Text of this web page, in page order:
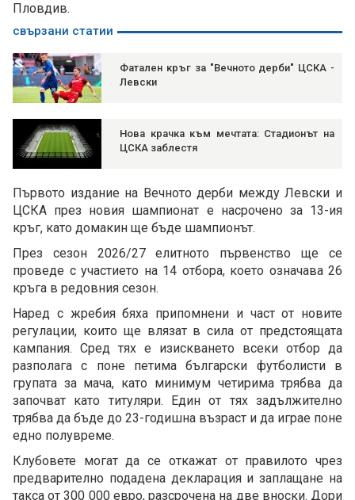
Пловдив.
свързани статии
Фатален кръг за "Вечното дерби" ЦСКА -
Левски
Нова крачка към мечтата: Стадионът на
ЦСКА заблестя
Първото издание на Вечното дерби между Левски и
ЦСКА през новия шампионат е насрочено за 13-ия
кръг, като домакин ще бъде шампионът.
През сезон 2026/27 елитното първенство ще се
проведе с участието на 14 отбора, което означава 26
кръга в редовния сезон.
Наред с жребия бяха припомнени и част от новите
регулации, които ще влязат в сила от предстоящата
кампания. Сред тях е изискването всеки отбор да
разполага с поне петима български футболисти в
групата за мача, като минимум четирима трябва да
започват като титуляри. Един от тях задължително
трябва да бъде до 23-годишна възраст и да играе поне
едно полувреме.
Клубовете могат да се откажат от правилото чрез
предварително подадена декларация и заплащане на
такса от 300 000 евро, разсрочена на две вноски. Дори